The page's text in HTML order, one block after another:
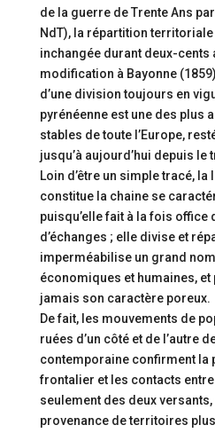
de la guerre de Trente Ans
NdT), la répartition
inchangée durant deux-cents
modification à Bayonne
d’une division toujours en
pyrénéenne est une des plus
stables de toute l’Europe,
jusqu’à aujourd’hui depuis le
Loin d’être un simple tracé,
constitue la chaine se
puisqu’elle fait à la fois office
d’échanges ; elle divise et
imperméabilise un grand
économiques et humaines, et
jamais son caractère poreux.
De fait, les mouvements de
ruées d’un côté et de l’autre
contemporaine confirment la
frontalier et les contacts
seulement des deux
provenance de territoires